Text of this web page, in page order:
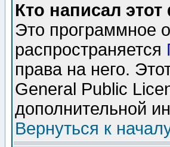
Кто написал
Это программное
распространяется
права на него.
General Public
дополнительной
Вернуться к